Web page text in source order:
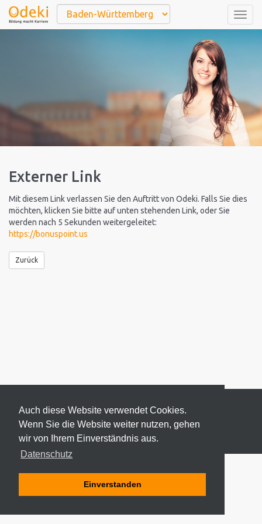
Auch diese Website verwendet Cookies.
Wenn Sie die Website weiter nutzen, gehen
wir von Ihrem Einverständnis aus.
Datenschutz
Einverstanden
Externer Link
Mit diesem Link verlassen Sie den Auftritt von Odeki. Falls Sie dies
möchten, klicken Sie bitte auf unten stehenden Link, oder Sie
werden nach 5 Sekunden weitergeleitet:
https://bonuspoint.us
Zurück
© 2026 ODEKI - ALLE RECHTE VORBEHALTEN